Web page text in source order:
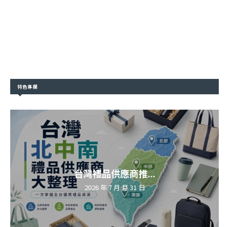
特色專欄
台灣禮品供應商推...
2026 年 7 月 月 31 日